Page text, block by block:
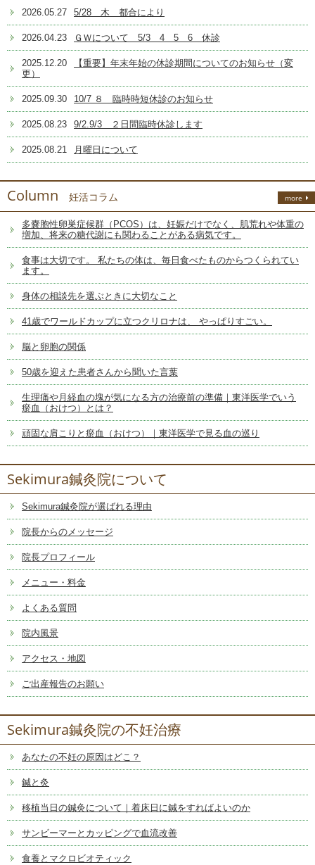
2026.05.27 5/28 木 都合により
2026.04.23 ＧＷについて 5/3 4 5 6 休診
2025.12.20
【重要】年末年始の休診期間についてのお知らせ（変
更）
2025.09.30 10/7 ８ 臨時時短休診のお知らせ
2025.08.23 9/2.9/3 ２日間臨時休診します
2025.08.21 月曜日について
Column 妊活コラム more
多嚢胞性卵巣症候群（PCOS）は、妊娠だけでなく、肌荒れや体重の
増加、将来の糖代謝にも関わることがある病気です。
食事は大切です。 私たちの体は、毎日食べたものからつくられてい
ます。
身体の相談先を選ぶときに大切なこと
41歳でワールドカップに立つクリロナは、 やっぱりすごい。
脳と卵胞の関係
50歳を迎えた患者さんから聞いた言葉
生理痛や月経血の塊が気になる方の治療前の準備｜東洋医学でいう
瘀血（おけつ）とは？
頑固な肩こりと瘀血（おけつ）｜東洋医学で見る血の巡り
Sekimura鍼灸院について
Sekimura鍼灸院が選ばれる理由
院長からのメッセージ
院長プロフィール
メニュー・料金
よくある質問
院内風景
アクセス・地図
ご出産報告のお願い
Sekimura鍼灸院の不妊治療
あなたの不妊の原因はどこ？
鍼と灸
移植当日の鍼灸について｜着床日に鍼をすればよいのか
サンビーマーとカッピングで血流改善
食養とマクロビオティック